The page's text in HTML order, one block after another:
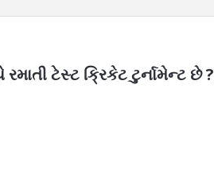
ટેસ્ટ ક્રિકેટ ટુર્નામેન્ટ છે ?